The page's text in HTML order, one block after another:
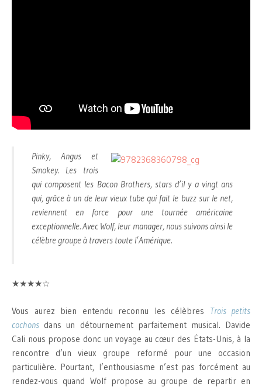
Pinky, Angus et
Smokey. Les trois
qui composent les Bacon Brothers, stars d’il y a vingt ans
qui, grâce à un de leur vieux tube qui fait le buzz sur le net,
reviennent en force pour une tournée américaine
exceptionnelle. Avec Wolf, leur manager, nous suivons ainsi le
célèbre groupe à travers toute l’Amérique.
★★★★☆
Vous aurez bien entendu reconnu les célèbres Trois petits
cochons dans un détournement parfaitement musical. Davide
Cali nous propose donc un voyage au cœur des États-Unis, à la
rencontre d’un vieux groupe reformé pour une occasion
particulière. Pourtant, l’enthousiasme n’est pas forcément au
rendez-vous quand Wolf propose au groupe de repartir en